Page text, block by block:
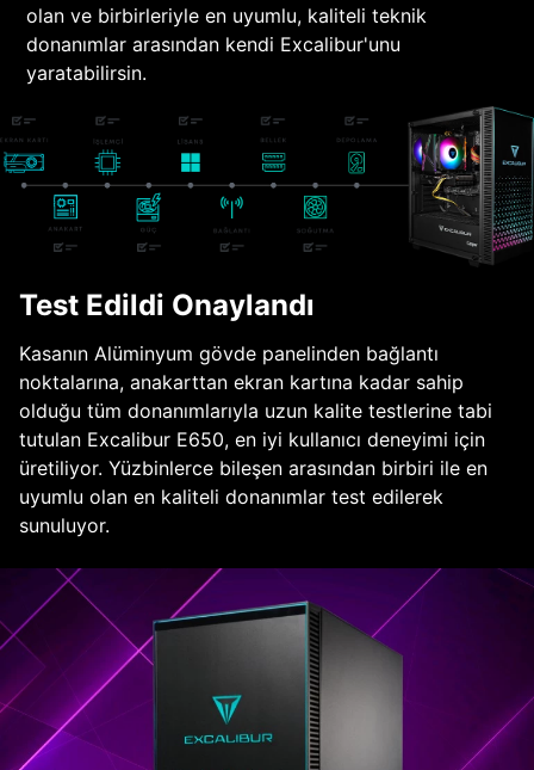
olan ve birbirleriyle en uyumlu, kaliteli teknik
donanımlar arasından kendi Excalibur'unu
yaratabilirsin.
Test Edildi Onaylandı
Kasanın Alüminyum gövde panelinden bağlantı
noktalarına, anakarttan ekran kartına kadar sahip
olduğu tüm donanımlarıyla uzun kalite testlerine tabi
tutulan Excalibur E650, en iyi kullanıcı deneyimi için
üretiliyor. Yüzbinlerce bileşen arasından birbiri ile en
uyumlu olan en kaliteli donanımlar test edilerek
sunuluyor.